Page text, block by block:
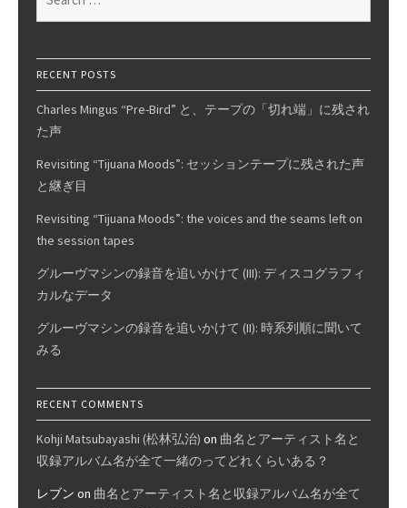
for:
RECENT POSTS
Charles Mingus “Pre-Bird” と、テープの「切れ端」に残され
た声
Revisiting “Tijuana Moods”: セッションテープに残された声
と継ぎ目
Revisiting “Tijuana Moods”: the voices and the seams left on
the session tapes
グルーヴマシンの録音を追いかけて (III): ディスコグラフィ
カルなデータ
グルーヴマシンの録音を追いかけて (II): 時系列順に聞いて
みる
RECENT COMMENTS
Kohji Matsubayashi (松林弘治) on 曲名とアーティスト名と
収録アルバム名が全て一緒のってどれくらいある？
レブン on 曲名とアーティスト名と収録アルバム名が全て